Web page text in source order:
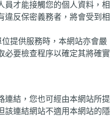
員才能接觸您的個人資料，相
違反保密義務者，將會受到相
提供服務時，本網站亦會嚴
必要檢查程序以確定其將確實
連結，您也可經由本網站所提
該連結網站不適用本網站的隱